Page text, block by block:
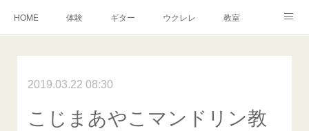
HOME 体験 ギター ウクレレ 教室
2019.03.22 08:30
こじまあやこマンドリン教